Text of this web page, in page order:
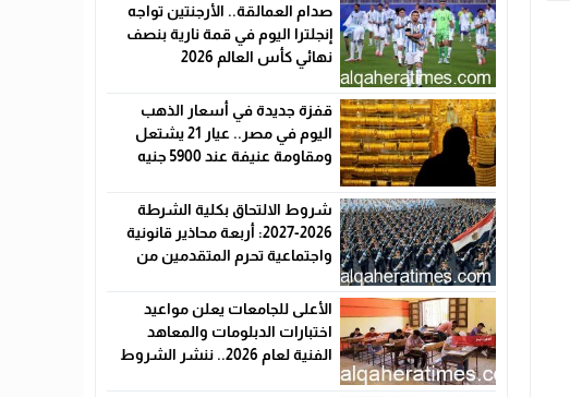
صدام العمالقة.. الأرجنتين تواجه
إنجلترا اليوم في قمة نارية بنصف
نهائي كأس العالم 2026
قفزة جديدة في أسعار الذهب
اليوم في مصر.. عيار 21 يشتعل
ومقاومة عنيفة عند 5900 جنيه
شروط الالتحاق بكلية الشرطة
2026-2027: أربعة محاذير قانونية
واجتماعية تحرم المتقدمين من
الأعلى للجامعات يعلن مواعيد
اختبارات الدبلومات والمعاهد
الفنية لعام 2026.. ننشر الشروط